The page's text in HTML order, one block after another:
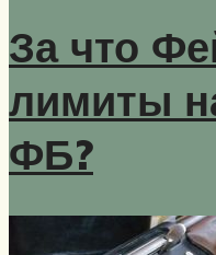
За что
лимиты
ФБ?